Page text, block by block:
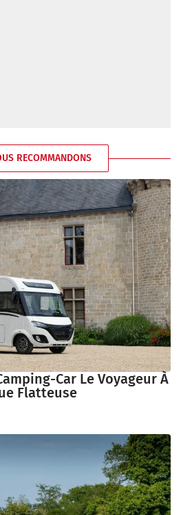
RECOMMANDONS
Car Le Voyageur À
Flatteuse